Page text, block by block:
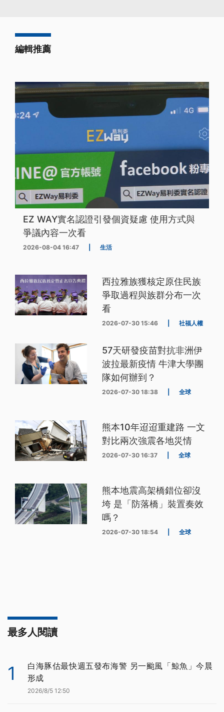
編輯推薦
EZ WAY實名認證引發個資疑慮 使用方式與
爭議內容一次看
2026-08-04 16:47 生活
西拉雅族獲核定原住民族
爭取過程與族群分布一次
看
2026-07-30 15:46 社福人權
57天研發疫苗對抗非洲伊
波拉最新疫情 牛津大學團
隊如何辦到？
2026-07-30 18:38 全球
熊本10年迢迢重建路 一文
對比兩次強震各地災情
2026-07-30 16:37 全球
熊本地震高架橋錯位卻沒
垮 是「防落橋」裝置奏效
嗎？
2026-07-30 18:54 全球
最多人閱讀
1
白海豚估最快週五發布海警 另一颱風「鯨魚」今晨
形成
2026/8/5 12:50